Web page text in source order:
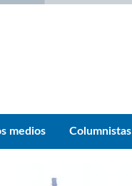
medios Columnistas